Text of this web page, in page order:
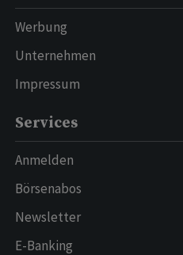
Werbung
Unternehmen
Impressum
Services
Anmelden
Börsenabos
Newsletter
E-Banking